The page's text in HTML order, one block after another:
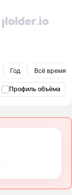
Год Всё время
Профиль объёма